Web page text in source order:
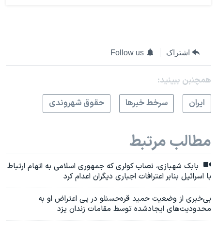
اشتراک Follow us
همچنبن ببینید:
ايران
سرخط خبرها حقوق شهروندی
مطالب مرتبط
بابک شهبازی، نصاب کولری که جمهوری اسلامی به اتهام ارتباط
با اسرائیل بنابر اعترافات اجباری دیگران اعدام کرد
بی‌خبری از وضعیت حمید قره‌حسنلو در پی اعتراض او به
محدودیت‌های ایجادشده توسط مقامات زندان یزد